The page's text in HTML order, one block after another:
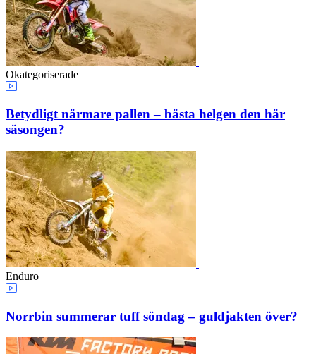
Okategoriserade
Betydligt närmare pallen – bästa helgen den här
säsongen?
Enduro
Norrbin summerar tuff söndag – guldjakten över?